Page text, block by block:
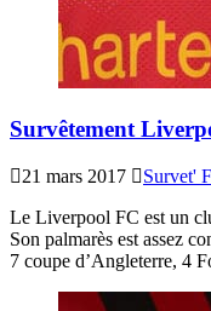
Survêtement
21 mars 2017 Survet'
Le Liverpool FC est un
Son palmarès est assez
7 coupe d’Angleterre, 4